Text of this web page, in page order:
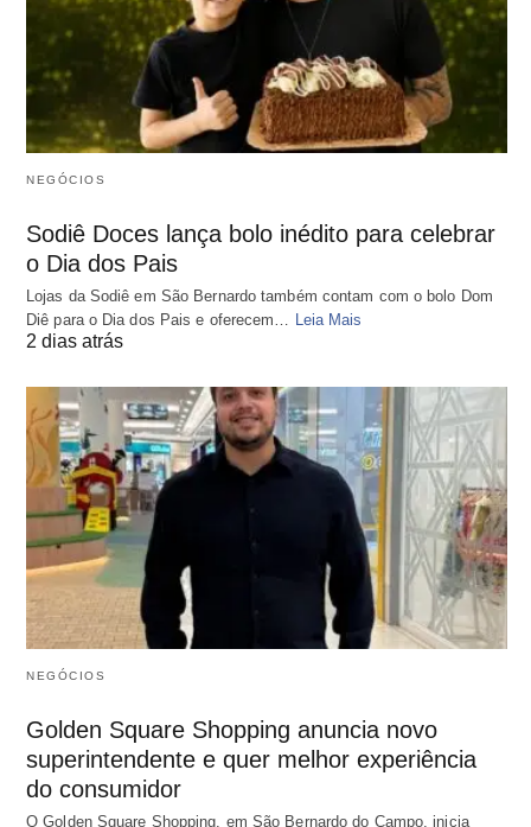
NEGÓCIOS
Sodiê Doces lança bolo inédito para celebrar
o Dia dos Pais
Lojas da Sodiê em São Bernardo também contam com o bolo Dom
Diê para o Dia dos Pais e oferecem…
Leia Mais
2 dias atrás
NEGÓCIOS
Golden Square Shopping anuncia novo
superintendente e quer melhor experiência
do consumidor
O Golden Square Shopping, em São Bernardo do Campo, inicia